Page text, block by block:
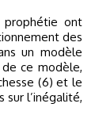
ont
des
un modèle
de ce modèle,
(6) et le
sur l’inégalité,